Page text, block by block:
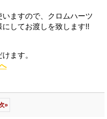
ますので、クロムハーツ
してお渡しを致します!!
ます。
»